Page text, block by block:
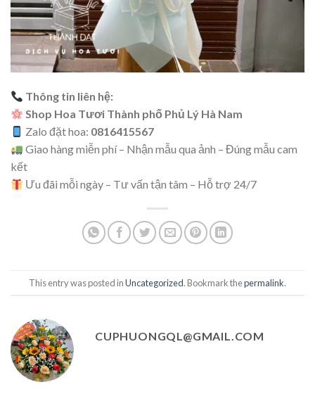
Thông tin liên hệ:
Shop Hoa Tươi Thành phố Phủ Lý Hà Nam
Zalo đặt hoa: 0816415567
Giao hàng miễn phí – Nhận mẫu qua ảnh – Đúng mẫu cam
kết
Ưu đãi mỗi ngày – Tư vấn tận tâm – Hỗ trợ 24/7
This entry was posted inUncategorized. Bookmark thepermalink.
CUPHUONGQL@GMAIL.COM